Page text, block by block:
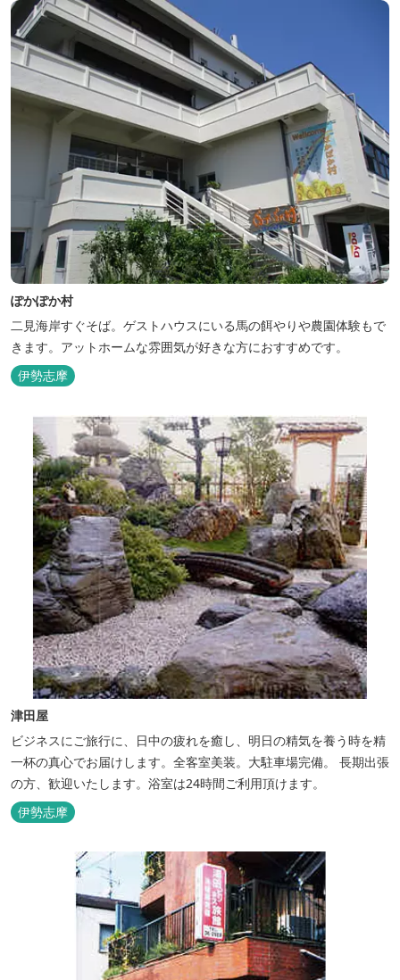
ぽかぽか村
二見海岸すぐそば。ゲストハウスにいる馬の餌やりや農園体験もで
きます。アットホームな雰囲気が好きな方におすすめです。
伊勢志摩
津田屋
ビジネスにご旅行に、日中の疲れを癒し、明日の精気を養う時を精
一杯の真心でお届けします。全客室美装。大駐車場完備。 長期出張
の方、歓迎いたします。浴室は24時間ご利用頂けます。
伊勢志摩